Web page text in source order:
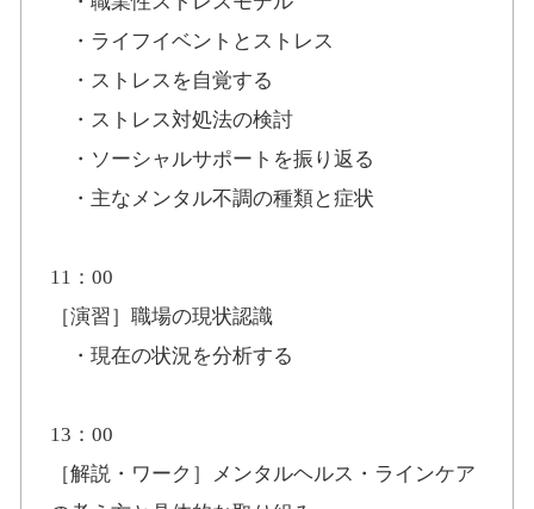
・ライフイベントとストレス
・ストレスを自覚する
・ストレス対処法の検討
・ソーシャルサポートを振り返る
・主なメンタル不調の種類と症状
11：00
［演習］職場の現状認識
・現在の状況を分析する
13：00
［解説・ワーク］メンタルヘルス・ラインケア